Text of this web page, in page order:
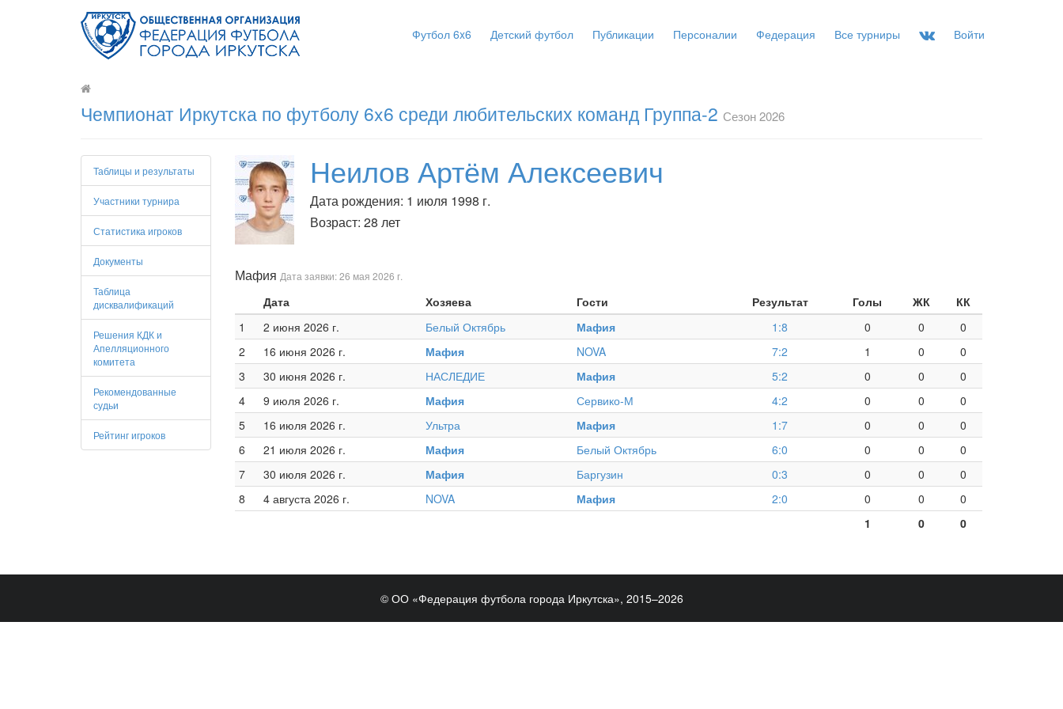
Футбол 6x6 Детский футбол Публикации Персоналии Федерация Все турниры Войти
Чемпионат Иркутска по футболу 6x6 среди любительских команд Группа-2 Сезон 2026
Таблицы и результаты
Участники турнира
Статистика игроков
Документы
Таблица
дисквалификаций
Решения КДК и
Апелляционного
комитета
Рекомендованные
судьи
Рейтинг игроков
Неилов Артём Алексеевич
Дата рождения: 1 июля 1998 г.
Возраст: 28 лет
Мафия Дата заявки: 26 мая 2026 г.
Дата Хозяева Гости Результат Голы ЖК
КК
1
2 июня 2026 г. Белый Октябрь Мафия 1:8 0 0
0
2
16 июня 2026 г. Мафия NOVA 7:2 1 0
0
3
30 июня 2026 г. НАСЛЕДИЕ Мафия 5:2 0 0
0
4
9 июля 2026 г. Мафия Сервико-М 4:2 0 0
0
5
16 июля 2026 г. Ультра Мафия 1:7 0 0
0
6
21 июля 2026 г. Мафия Белый Октябрь 6:0 0 0
0
7
30 июля 2026 г. Мафия Баргузин 0:3 0 0
0
8
4 августа 2026 г. NOVA Мафия 2:0 0 0
0
1
0 0
© ОО «Федерация футбола города Иркутска», 2015–2026